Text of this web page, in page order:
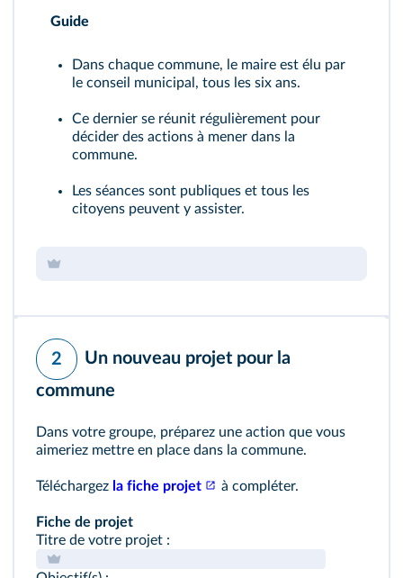
Guide
Dans chaque commune, le maire est élu par
le conseil municipal, tous les six ans.
Ce dernier se réunit régulièrement pour
décider des actions à mener dans la
commune.
Les séances sont publiques et tous les
citoyens peuvent y assister.
2
Un nouveau projet pour la
commune
Dans votre groupe, préparez une action que vous
aimeriez mettre en place dans la commune.
Téléchargez la fiche projet à compléter.
Fiche de projet
Titre de votre projet :